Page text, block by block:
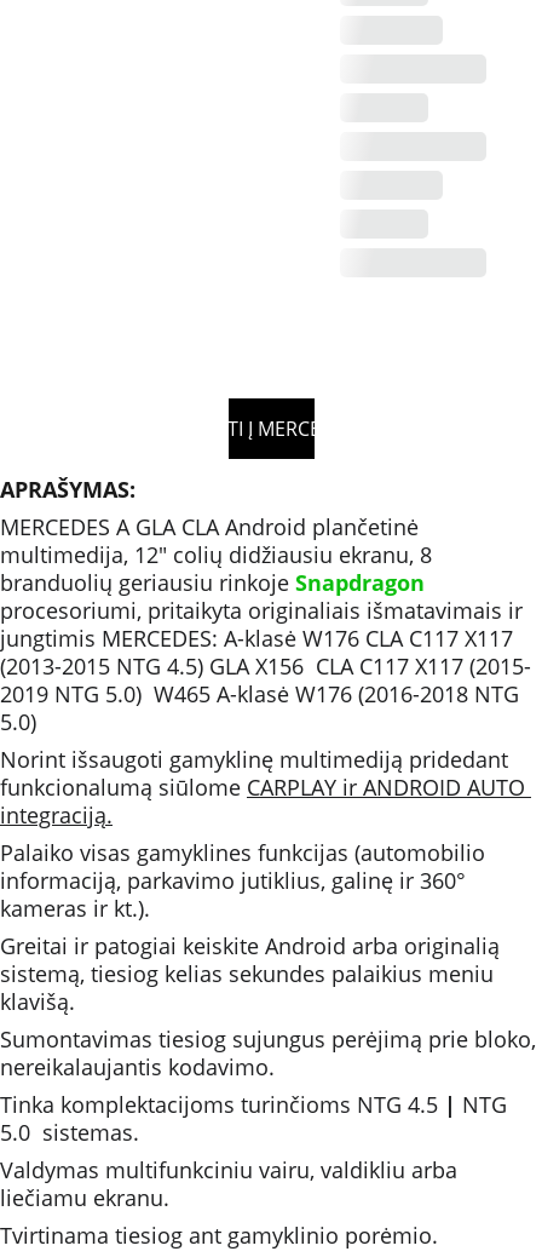
APRAŠYMAS:
MERCEDES A GLA CLA Android plančetinė
multimedija, 12" colių didžiausiu ekranu, 8
branduolių geriausiu rinkoje Snapdragon
procesoriumi, pritaikyta originaliais išmatavimais ir
jungtimis MERCEDES: A-klasė W176 CLA C117 X117
(2013-2015 NTG 4.5) GLA X156  CLA C117 X117 (2015-
2019 NTG 5.0)  W465 A-klasė W176 (2016-2018 NTG
5.0)
Norint išsaugoti gamyklinę multimediją pridedant
funkcionalumą siūlome CARPLAY ir ANDROID AUTO
integraciją.
Palaiko visas gamyklines funkcijas (automobilio
informaciją, parkavimo jutiklius, galinę ir 360°
kameras ir kt.).
Greitai ir patogiai keiskite Android arba originalią
sistemą, tiesiog kelias sekundes palaikius meniu
klavišą.
Sumontavimas tiesiog sujungus perėjimą prie bloko,
nereikalaujantis kodavimo.
Tinka komplektacijoms turinčioms NTG 4.5 | NTG
5.0  sistemas.
Valdymas multifunkciniu vairu, valdikliu arba
liečiamu ekranu.
Tvirtinama tiesiog ant gamyklinio porėmio.
GRĮŽTI Į MERCEDES